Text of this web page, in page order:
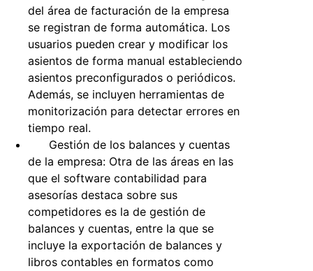
del área de facturación de la empresa
se registran de forma automática. Los
usuarios pueden crear y modificar los
asientos de forma manual estableciendo
asientos preconfigurados o periódicos.
Además, se incluyen herramientas de
monitorización para detectar errores en
tiempo real.
Gestión de los balances y cuentas
de la empresa: Otra de las áreas en las
que el software contabilidad para
asesorías destaca sobre sus
competidores es la de gestión de
balances y cuentas, entre la que se
incluye la exportación de balances y
libros contables en formatos como